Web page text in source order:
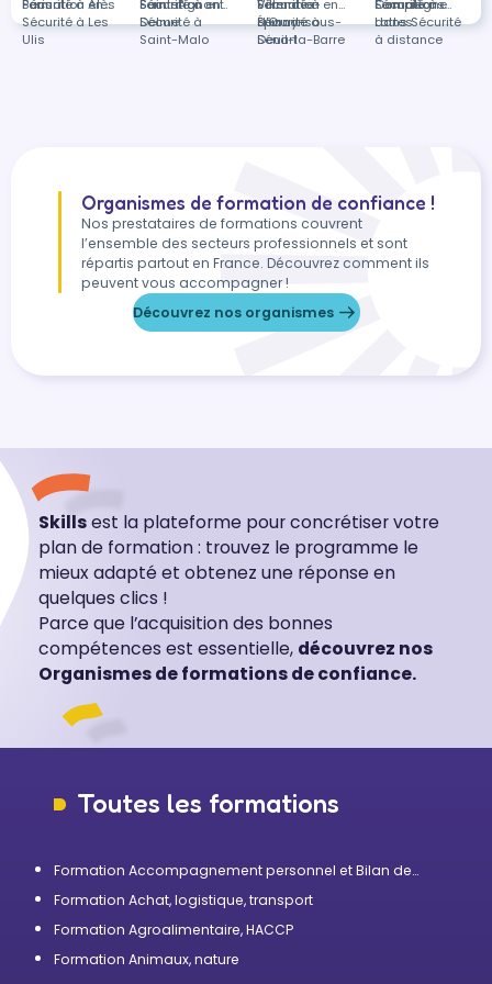
Paris Saint-Agnant
Villenave-
d'Ornon
Compiègne
Sécurité à Alès
Sécurité à
Delme
Sécurité à
Épinay-sous-
Sénart
Sécurité à
Lattes
Formation en
Sécurité à Les
Ulis
Formation en
Sécurité à
Saint-Malo
Formation en
Sécurité à
Deuil-la-Barre
Formations
dans Sécurité
à distance
Organismes de formation de confiance !
Nos prestataires de formations couvrent
l’ensemble des secteurs professionnels et sont
répartis partout en France. Découvrez comment ils
peuvent vous accompagner !
Découvrez nos organismes
Skillsest la plateforme pour concrétiser votre
plan de formation : trouvez le programme le
mieux adapté et obtenez une réponse en
quelques clics !
Parce que l’acquisition des bonnes
compétences est essentielle, découvrez nos
Organismes de formations de confiance.
Toutes les formations
Formation Accompagnement personnel et Bilan de
Formation Achat, logistique, transport
Formation Agroalimentaire, HACCP
Formation Animaux, nature